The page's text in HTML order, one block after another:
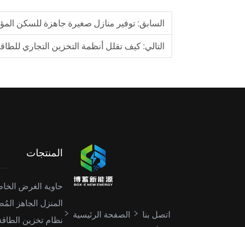
السابق: توفير منازل صغيرة جاهزة للسكن
التالي: كيف تقلل أنظمة التخزين التجاري
الصفحة الرئيسية
اتصل بنا
المنتجات
حاوية الغرض
المنزل الجاهز
نظام تخزين